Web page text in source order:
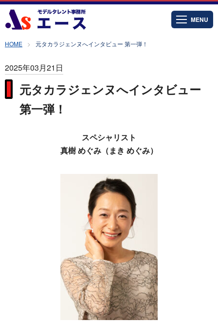
MENU
HOME 元タカラジェンヌへインタビュー 第一弾！
2025年03月21日
元タカラジェンヌへインタビュー
第一弾！
スペシャリスト
真樹 めぐみ（まき めぐみ）